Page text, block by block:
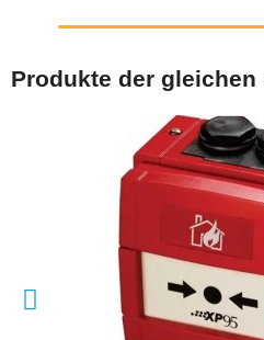
Produkte der gleichen